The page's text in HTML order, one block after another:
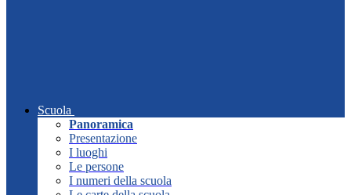
Scuola
Panoramica
Presentazione
I luoghi
Le persone
I numeri della scuola